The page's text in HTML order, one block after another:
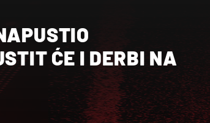
ĆE I DERBI NA